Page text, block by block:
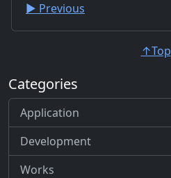
▶︎ Previous
↑Top
Categories
Application
Development
Works